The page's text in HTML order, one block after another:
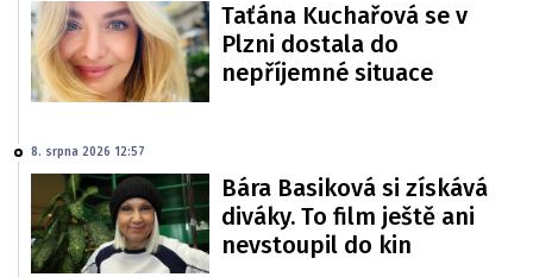
Taťána Kuchařová se v
Plzni dostala do
nepříjemné situace
8. srpna 2026 12:57
Bára Basiková si získává
diváky. To film ještě ani
nevstoupil do kin